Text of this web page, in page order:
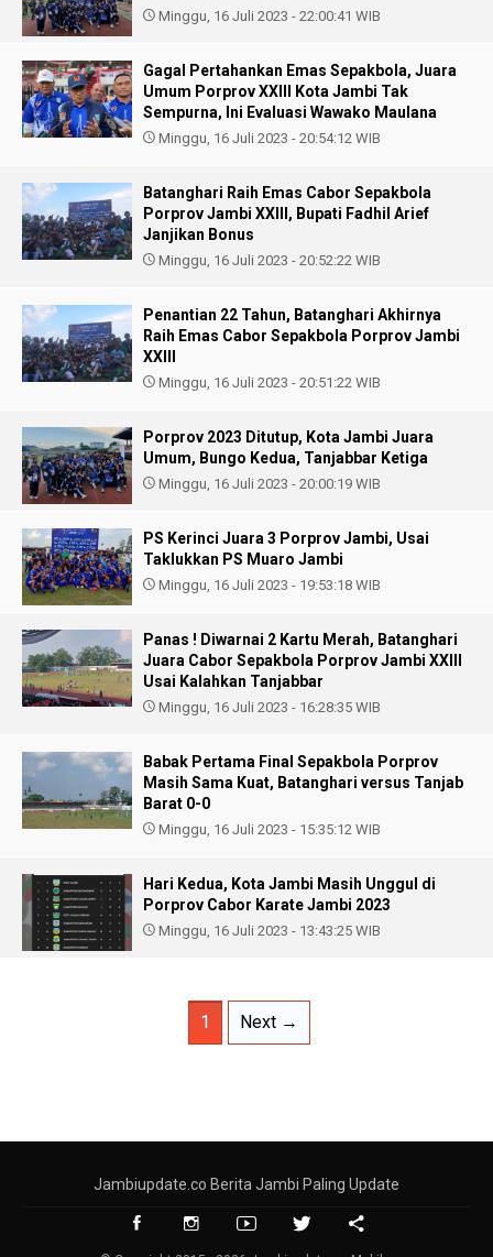
Minggu, 16 Juli 2023 - 22:00:41 WIB
Gagal Pertahankan Emas Sepakbola, Juara
Umum Porprov XXIII Kota Jambi Tak
Sempurna, Ini Evaluasi Wawako Maulana
Minggu, 16 Juli 2023 - 20:54:12 WIB
Batanghari Raih Emas Cabor Sepakbola
Porprov Jambi XXIII, Bupati Fadhil Arief
Janjikan Bonus
Minggu, 16 Juli 2023 - 20:52:22 WIB
Penantian 22 Tahun, Batanghari Akhirnya
Raih Emas Cabor Sepakbola Porprov Jambi
XXIII
Minggu, 16 Juli 2023 - 20:51:22 WIB
Porprov 2023 Ditutup, Kota Jambi Juara
Umum, Bungo Kedua, Tanjabbar Ketiga
Minggu, 16 Juli 2023 - 20:00:19 WIB
PS Kerinci Juara 3 Porprov Jambi, Usai
Taklukkan PS Muaro Jambi
Minggu, 16 Juli 2023 - 19:53:18 WIB
Panas ! Diwarnai 2 Kartu Merah, Batanghari
Juara Cabor Sepakbola Porprov Jambi XXIII
Usai Kalahkan Tanjabbar
Minggu, 16 Juli 2023 - 16:28:35 WIB
Babak Pertama Final Sepakbola Porprov
Masih Sama Kuat, Batanghari versus Tanjab
Barat 0-0
Minggu, 16 Juli 2023 - 15:35:12 WIB
Hari Kedua, Kota Jambi Masih Unggul di
Porprov Cabor Karate Jambi 2023
Minggu, 16 Juli 2023 - 13:43:25 WIB
1 Next →
Jambiupdate.co Berita Jambi Paling Update